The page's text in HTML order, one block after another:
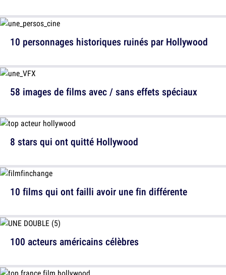
58 images de films avec / sans effets spéciaux
10 films qui ont failli avoir une fin différente
10 personnages historiques ruinés par Hollywood
8 stars qui ont quitté Hollywood
100 acteurs américains célèbres